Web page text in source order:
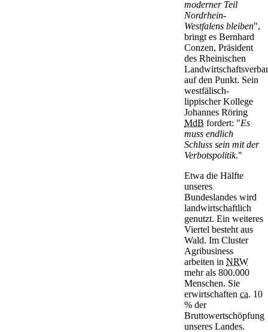
moderner Teil
Nordrhein-
Westfalens bleiben",
bringt es Bernhard
Conzen, Präsident
des Rheinischen
auf den Punkt. Sein
westfälisch-
lippischer Kollege
Johannes Röring
MdB fordert: "Es
muss endlich
Schluss sein mit der
Verbotspolitik."
Etwa die Hälfte
unseres
Bundeslandes wird
landwirtschaftlich
genutzt. Ein weiteres
Viertel besteht aus
Wald. Im Cluster
Agribusiness
arbeiten in NRW
mehr als 800.000
Menschen. Sie
erwirtschaften ca. 10
% der
Bruttowertschöpfung
unseres Landes.